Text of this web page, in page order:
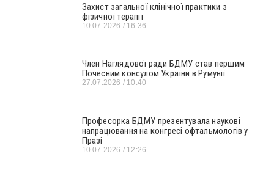
Захист загальної клінічної практики з
фізичної терапії
10.07.2026 16:36
Член Наглядової ради БДМУ став першим
Почесним консулом України в Румунії
27.07.2026 10:40
Професорка БДМУ презентувала наукові
напрацювання на конгресі офтальмологів у
Празі
10.07.2026 12:26